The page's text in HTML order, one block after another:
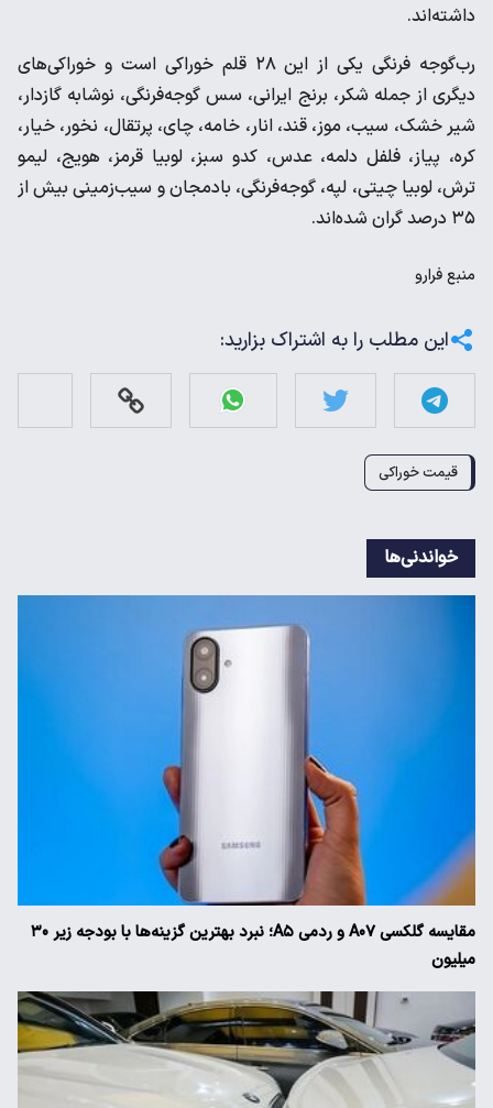
داشته‌اند.
رب‌گوجه فرنگی یکی از این ۲۸ قلم خوراکی است و خوراکی‌های
دیگری از جمله شکر، برنج ایرانی، سس گوجه‌فرنگی، نوشابه گازدار،
شیر خشک، سیب، موز، قند، انار، خامه، چای، پرتقال، نخور، خیار،
کره، پیاز، فلفل دلمه، عدس، کدو سبز، لوبیا قرمز، هویج، لیمو
ترش، لوبیا چیتی، لپه، گوجه‌فرنگی، بادمجان و سیب‌زمینی بیش از
۳۵ درصد گران شده‌اند.
منبعفرارو
این مطلب را به اشتراک بزارید:
قیمت خوراکی
خواندنی‌ها
مقایسه گلکسی A۰۷ و ردمی A۵؛ نبرد بهترین گزینه‌ها با بودجه زیر ۳۰
میلیون